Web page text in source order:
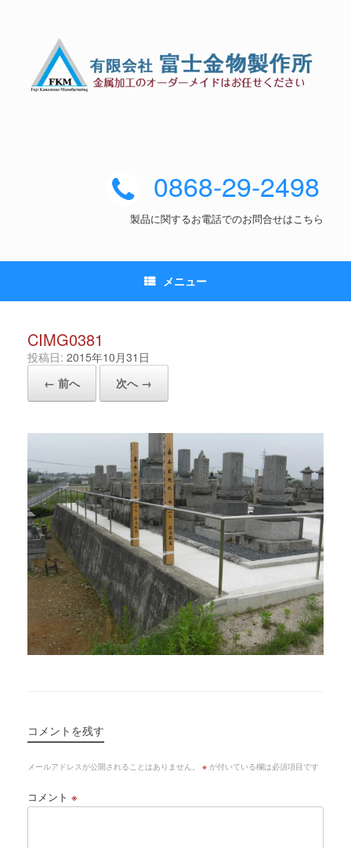
0868-29-2498
製品に関するお電話でのお問合せはこちら
メニュー
CIMG0381
投稿日: 2015年10月31日
← 前へ
次へ →
コメントを残す
メールアドレスが公開されることはありません。 ※ が付いている欄は必須項目です
コメント ※